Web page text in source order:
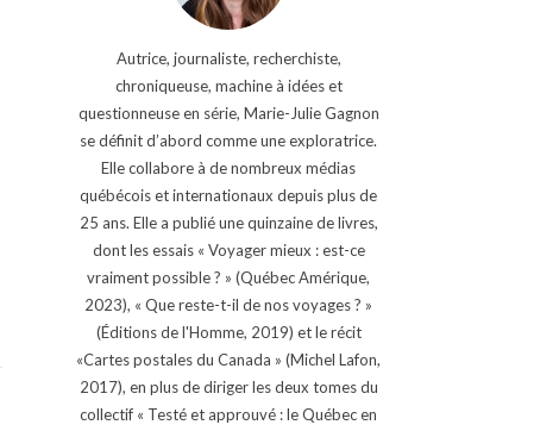
Autrice, journaliste, recherchiste,
chroniqueuse, machine à idées et
questionneuse en série, Marie-Julie Gagnon
se définit d’abord comme une exploratrice.
Elle collabore à de nombreux médias
québécois et internationaux depuis plus de
25 ans. Elle a publié une quinzaine de livres,
dont les essais « Voyager mieux : est-ce
vraiment possible ? » (Québec Amérique,
2023), « Que reste-t-il de nos voyages ? »
(Éditions de l'Homme, 2019) et le récit
«Cartes postales du Canada » (Michel Lafon,
2017), en plus de diriger les deux tomes du
collectif « Testé et approuvé : le Québec en